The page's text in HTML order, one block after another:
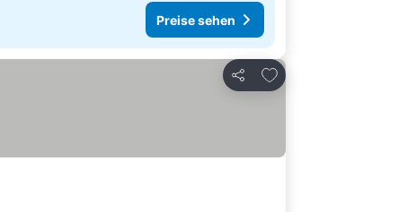
Preise sehen
Teilen
Zu Favoriten hinzufügen